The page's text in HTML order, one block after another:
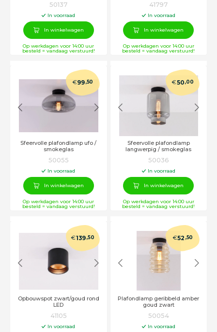
50137
In voorraad
In winkelwagen
Op werkdagen voor 14:00 uur
besteld = vandaag verstuurd!
41797
In voorraad
In winkelwagen
Op werkdagen voor 14:00 uur
besteld = vandaag verstuurd!
Sfeervolle plafondlamp ufo /
smokeglas
€99,50
50055
In voorraad
In winkelwagen
Op werkdagen voor 14:00 uur
besteld = vandaag verstuurd!
Sfeervolle plafondlamp
langwerpig / smokeglas
€50,00
50036
In voorraad
In winkelwagen
Op werkdagen voor 14:00 uur
besteld = vandaag verstuurd!
Opbouwspot zwart/goud rond
LED
€139,50
41105
In voorraad
Plafondlamp geribbeld amber
goud zwart
€52 ,50
50054
In voorraad